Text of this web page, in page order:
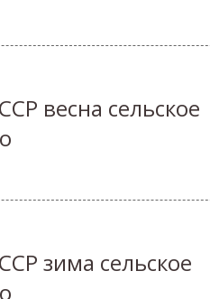
весна сельское
зима сельское